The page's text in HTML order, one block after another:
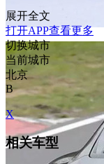
展开全文
打开APP查看更多
切换城市
当前城市
北京
B
X
相关车型